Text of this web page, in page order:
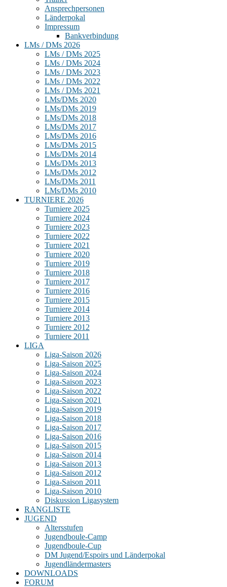
Ansprechpersonen
Länderpokal
Impressum
Bankverbindung
LMs / DMs 2026
LMs / DMs 2025
LMs / DMs 2024
LMs / DMs 2023
LMs / DMs 2022
LMs / DMs 2021
LMs/DMs 2020
LMs/DMs 2019
LMs/DMs 2018
LMs/DMs 2017
LMs/DMs 2016
LMs/DMs 2015
LMs/DMs 2014
LMs/DMs 2013
LMs/DMs 2012
LMs/DMs 2011
LMs/DMs 2010
TURNIERE 2026
Turniere 2025
Turniere 2024
Turniere 2023
Turniere 2022
Turniere 2021
Turniere 2020
Turniere 2019
Turniere 2018
Turniere 2017
Turniere 2016
Turniere 2015
Turniere 2014
Turniere 2013
Turniere 2012
Turniere 2011
LIGA
Liga-Saison 2026
Liga-Saison 2025
Liga-Saison 2024
Liga-Saison 2023
Liga-Saison 2022
Liga-Saison 2021
Liga-Saison 2019
Liga-Saison 2018
Liga-Saison 2017
Liga-Saison 2016
Liga-Saison 2015
Liga-Saison 2014
Liga-Saison 2013
Liga-Saison 2012
Liga-Saison 2011
Liga-Saison 2010
Diskussion Ligasystem
RANGLISTE
JUGEND
Altersstufen
Jugendboule-Camp
Jugendboule-Cup
DM Jugend/Espoirs und Länderpokal
Jugendländermasters
DOWNLOADS
FORUM